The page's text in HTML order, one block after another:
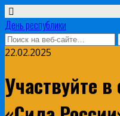
День республики
22.02.2025
Участвуйте